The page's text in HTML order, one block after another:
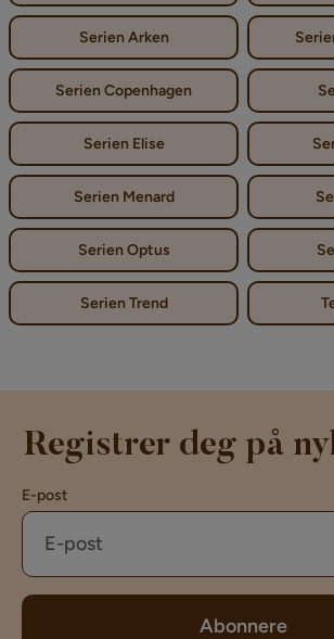
Serien Arken
Serien Copenhagen
Serien Elise
Serien Menard
Serien Optus
Serien Trend
Registrer deg på
E-post
Abonnere